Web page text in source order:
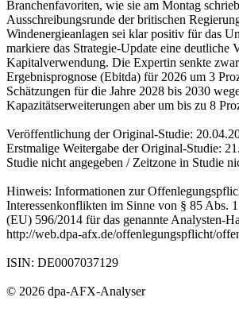
Branchenfavoriten, wie sie am Montag
Ausschreibungsrunde der britischen
Windenergieanlagen sei klar positiv für das
markiere das Strategie-Update eine deutliche
Kapitalverwendung. Die Expertin senkte
Ergebnisprognose (Ebitda) für 2026 um 3
Schätzungen für die Jahre 2028 bis 2030
Kapazitätserweiterungen aber um bis zu 8
Veröffentlichung der Original-Studie:
Erstmalige Weitergabe der Original-Studie:
Studie nicht angegeben / Zeitzone in Studie
Hinweis: Informationen zur
Interessenkonflikten im Sinne von § 85 Abs.
(EU) 596/2014 für das genannte Analysten-
http://web.dpa-afx.de/offenlegungspflicht/
ISIN: DE0007037129
© 2026 dpa-AFX-Analyser